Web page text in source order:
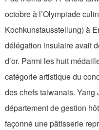
octobre à l’Olympiade
Kochkunstausstellung) à
délégation insulaire avait
d’or. Parmi les huit
catégorie artistique du
des chefs taiwanais. Yang
département de gestion
façonné une pâtisserie